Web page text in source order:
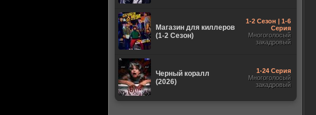
Магазин для киллеров
(1-2 Сезон)
1-2 Сезон | 1-6
Серия
Многоголосый
закадровый
Черный коралл
(2026)
1-24 Серия
Многоголосый
закадровый